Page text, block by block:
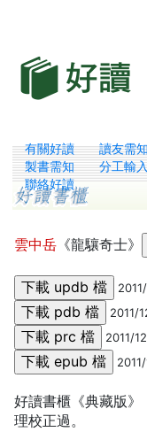
有關好讀 讀友需
製書需知
分工輸
聯絡好讀
雲中岳 《龍驤奇士》
2011/
2011/
好讀書櫃《典藏版
理校正過。